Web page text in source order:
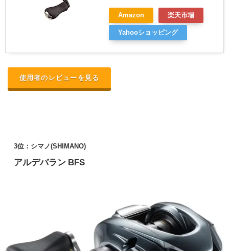
Amazon 楽天市場
Yahooショッピング
使用者のレビューを見る
3位：シマノ(SHIMANO)
アルデバラン BFS